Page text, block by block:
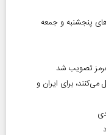
پنجشنبه و جمعه
هرمز تصویب شد
برای ایران و